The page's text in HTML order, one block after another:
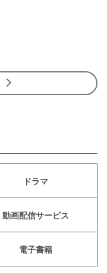
ドラマ
動画配信サービス
電子書籍